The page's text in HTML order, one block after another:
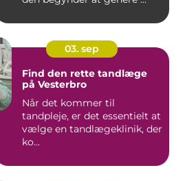
03. sep
Find den rette tandlæge
på Vesterbro
Når det kommer til
tandpleje, er det essentielt at
vælge en tandlægeklinik, der
ko...